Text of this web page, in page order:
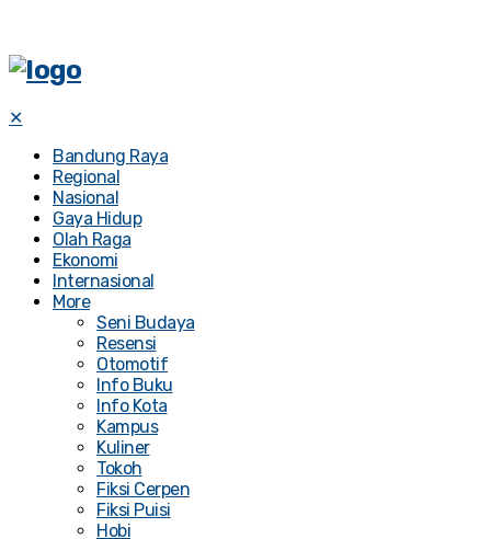
✕
Bandung Raya
Regional
Nasional
Gaya Hidup
Olah Raga
Ekonomi
Internasional
More
Seni Budaya
Resensi
Otomotif
Info Buku
Info Kota
Kampus
Kuliner
Tokoh
Fiksi Cerpen
Fiksi Puisi
Hobi